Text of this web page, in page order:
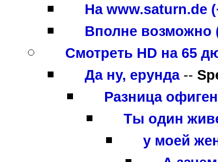
На www.saturn.de
Вполне возможно
Смотреть HD на 65
Да ну, ерунда--
Разница
Ты один
у моей